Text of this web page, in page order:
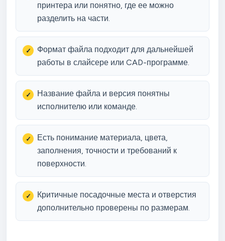
принтера или понятно, где ее можно
разделить на части.
Формат файла подходит для дальнейшей
работы в слайсере или CAD-программе.
Название файла и версия понятны
исполнителю или команде.
Есть понимание материала, цвета,
заполнения, точности и требований к
поверхности.
Критичные посадочные места и отверстия
дополнительно проверены по размерам.